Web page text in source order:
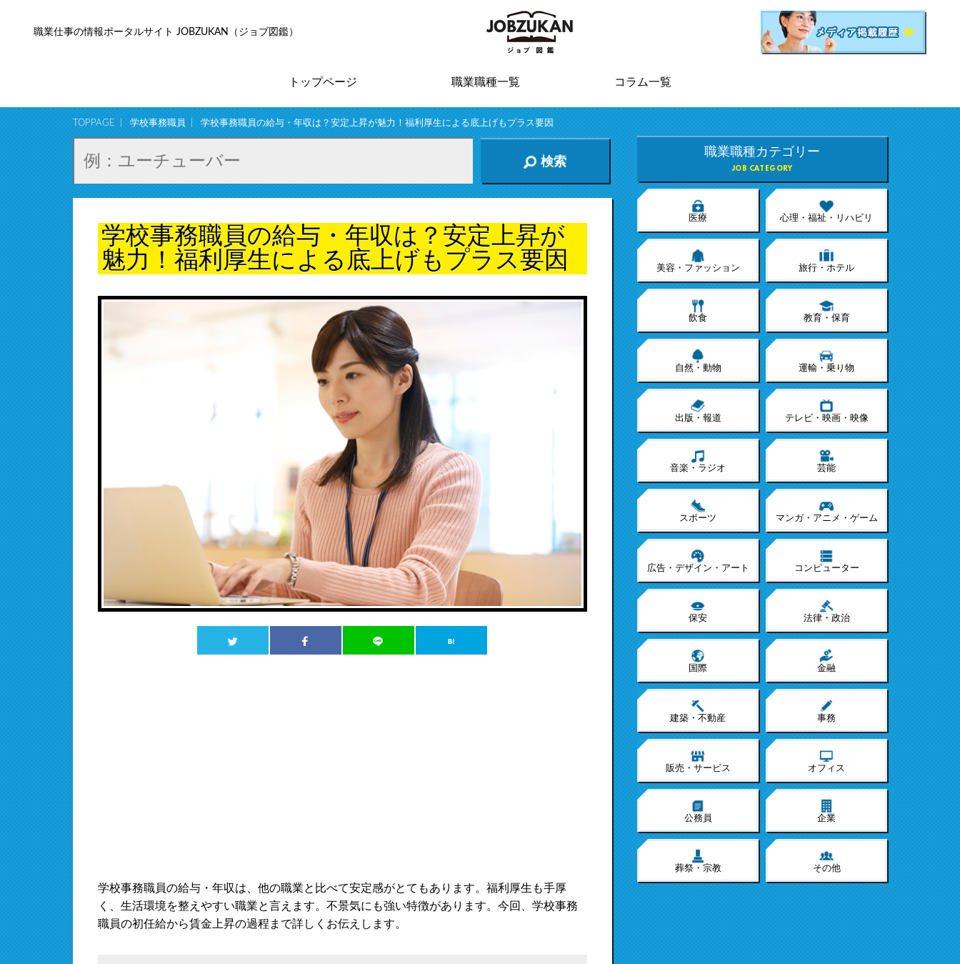
職業仕事の情報ポータルサイト JOBZUKAN（ジョブ図鑑）
トップページ 職業職種一覧 コラム一覧
TOPPAGE 学校事務職員 学校事務職員の給与・年収は？安定上昇が魅力！福利厚生による底上げもプラス要因
検索
学校事務職員の給与・年収は？安定上昇が
魅力！福利厚生による底上げもプラス要因
学校事務職員の給与・年収は、他の職業と比べて安定感がとてもあります。福利厚生も手厚
く、生活環境を整えやすい職業と言えます。不景気にも強い特徴があります。今回、学校事務
職員の初任給から賃金上昇の過程まで詳しくお伝えします。
職業職種カテゴリー
JOB CATEGORY
医療 心理・福祉・リハビリ
美容・ファッション 旅行・ホテル
飲食 教育・保育
自然・動物 運輸・乗り物
出版・報道 テレビ・映画・映像
音楽・ラジオ 芸能
スポーツ マンガ・アニメ・ゲーム
広告・デザイン・アート コンピューター
保安 法律・政治
国際 金融
建築・不動産 事務
販売・サービス オフィス
公務員 企業
葬祭・宗教 その他